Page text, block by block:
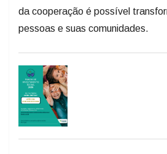
da cooperação é possível
pessoas e suas comunidades.